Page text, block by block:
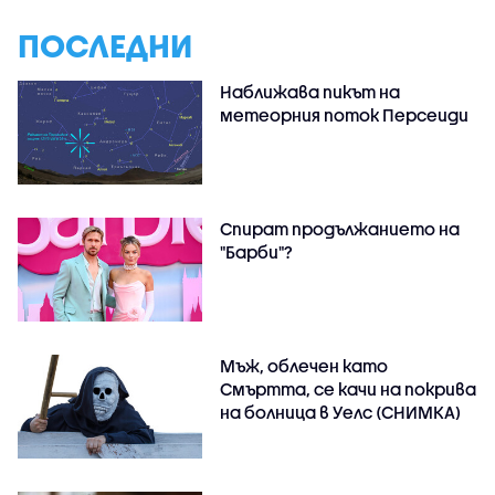
ПОСЛЕДНИ
Наближава пикът на
метеорния поток Персеиди
Спират продължанието на
"Барби"?
Мъж, облечен като
Смъртта, се качи на покрива
на болница в Уелс (СНИМКА)